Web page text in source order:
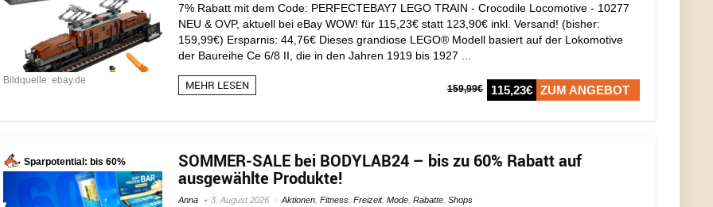
Bildquelle: ebay.de
7% Rabatt mit dem Code: PERFECTEBAY7 LEGO TRAIN - Crocodile Locomotive - 10277
NEU & OVP, aktuell bei eBay WOW! für 115,23€ statt 123,90€ inkl. Versand! (bisher:
159,99€) Ersparnis: 44,76€ Dieses grandiose LEGO® Modell basiert auf der Lokomotive
der Baureihe Ce 6/8 II, die in den Jahren 1919 bis 1927 ...
MEHR LESEN 159,99€ 115,23€ ZUM ANGEBOT
Sparpotential: bis 60%
SOMMER-SALE bei BODYLAB24 – bis zu 60% Rabatt auf
ausgewählte Produkte!
Anna 3. August 2026 Aktionen Fitness Freizeit, Mode Rabatte Shops